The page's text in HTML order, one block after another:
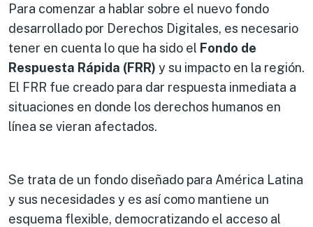
Para comenzar a hablar sobre el nuevo fondo
desarrollado por Derechos Digitales, es necesario
tener en cuenta lo que ha sido el Fondo de
Respuesta Rápida (FRR) y su impacto en la región.
El FRR fue creado para dar respuesta inmediata a
situaciones en donde los derechos humanos en
línea se vieran afectados.
Se trata de un fondo diseñado para América Latina
y sus necesidades y es así como mantiene un
esquema flexible, democratizando el acceso al